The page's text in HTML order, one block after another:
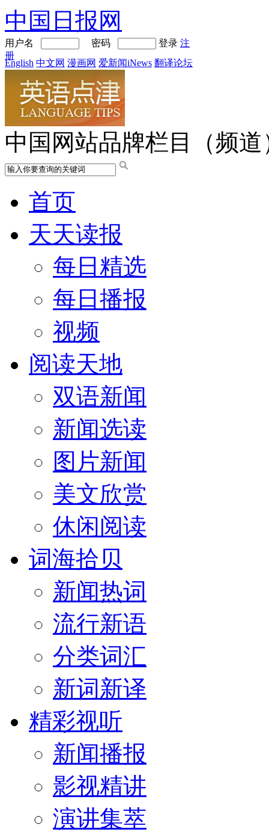
中国日报网
用户名 密码 登录 注
册
English 中文网 漫画网 爱新闻iNews 翻译论坛
中国网站品牌栏目（频道
首页
天天读报
每日精选
每日播报
视频
阅读天地
双语新闻
新闻选读
图片新闻
美文欣赏
休闲阅读
词海拾贝
新闻热词
流行新语
分类词汇
新词新译
精彩视听
新闻播报
影视精讲
演讲集萃